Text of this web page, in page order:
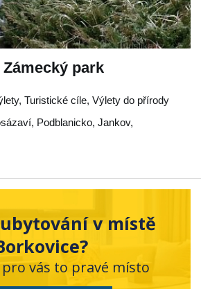
park
Turistické cíle, Výlety do přírody
, Podblanicko, Jankov,
v místě
pro vás to pravé místo